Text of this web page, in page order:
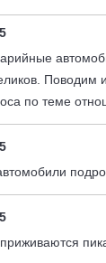
Поводим
по теме